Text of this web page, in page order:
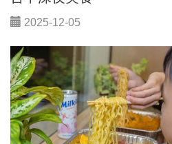
2025-12-05